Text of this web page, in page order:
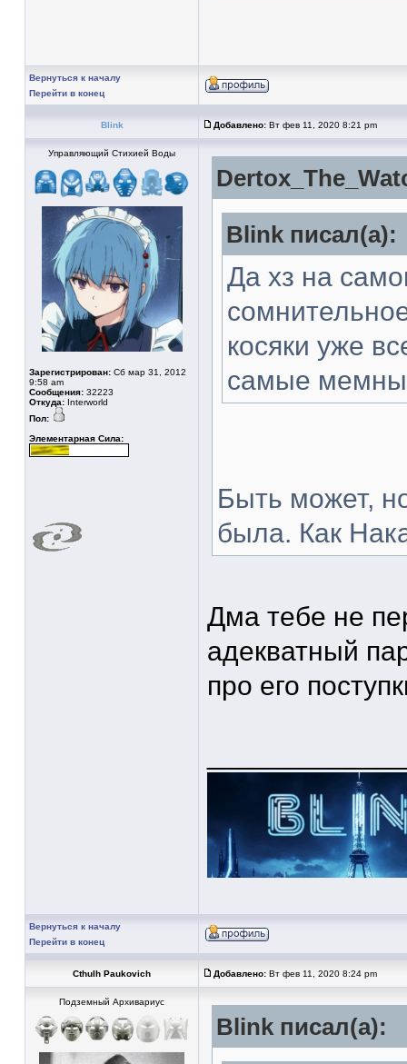
Вернуться к началу
Перейти в конец
Blink Добавлено: Вт фев 11, 2020 8:21 pm
Управляющий Стихией Воды
Зарегистрирован: Сб мар 31, 2012
9:58 am
Сообщения: 32223
Откуда: Interworld
Пол:
Элементарная Сила:
Blink писал(а):
Да хз на
косяки уже
самые
Быть может,
была. Как
Дма тебе не
адекватный
про его
Вернуться к началу
Перейти в конец
Cthulh Paukovich Добавлено: Вт фев 11, 2020 8:24 pm
Подземный Архивариус
Blink писал(а):